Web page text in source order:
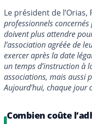
Le président de
professionnels
doivent plus attendre
l’association agréée de
exercer après la date
un temps d’instruction à
associations, mais aussi
Aujourd’hui, chaque jour
Combien coûte